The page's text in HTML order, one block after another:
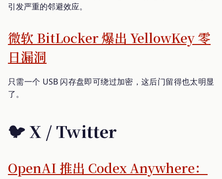
引发严重的邻避效应。
微软 BitLocker 爆出 YellowKey 零
日漏洞
只需一个 USB 闪存盘即可绕过加密，这后门留得也太明显
了。
🐦 X / Twitter
OpenAI 推出 Codex Anywhere：